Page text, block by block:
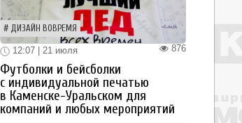
ДИЗАЙН ВОВРЕМЯ
876
12:07 | 21 июля
Футболки и бейсболки
с индивидуальной печатью
в Каменске-Уральском для
компаний и любых мероприятий